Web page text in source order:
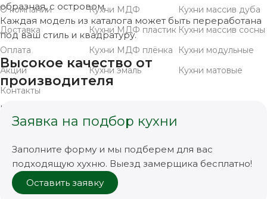
образная, с островом.
Каждая модель из каталога может быть переработана
под ваш стиль и квадратуру.
Высокое качество от
производителя
Кухни Люкс — это собственное производство,
современное оборудование и контроль качества на
надёжную фурнитуру европейских брендов (BLUM и
др.);
экологичные материалы;
О компании
Доставка
Оплата
Акции
Контакты
Кухни МДФ
Кухни МДФ пластик
Кухни МДФ плёнка
Кухни эмаль
Кухни массив дуба
Кухни массив сосны
Кухни модульные
Кухни матовые
Заявка на подбор кухни
Заполните форму и мы подберем для вас
подходящую хухню. Выезд замерщика бесплатно!
Оставить заявку